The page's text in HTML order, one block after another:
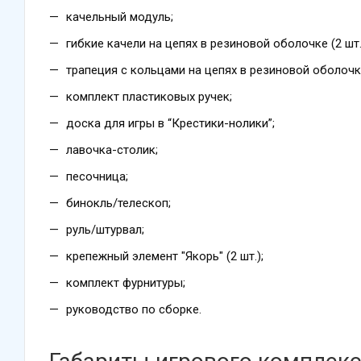
качельный модуль;
гибкие качели на цепях в резиновой оболочке (2
трапеция с кольцами на цепях в резиновой
комплект пластиковых ручек;
доска для игры в “Крестики-нолики”;
лавочка-столик;
песочница;
бинокль/телескоп;
руль/штурвал;
крепежный элемент "Якорь" (2 шт.);
комплект фурнитуры;
руководство по сборке.